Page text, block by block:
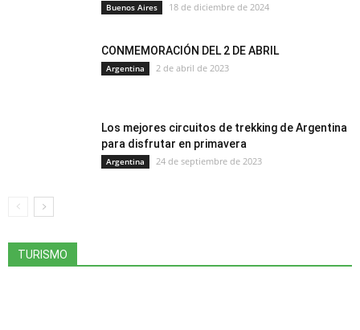
Buenos Aires 18 de diciembre de 2024
CONMEMORACIÓN DEL 2 DE ABRIL
Argentina 2 de abril de 2023
Los mejores circuitos de trekking de Argentina
para disfrutar en primavera
Argentina 24 de septiembre de 2023
TURISMO
Todo Argentina
Datos Útiles Enlaces y Revistas
Portales de servicios e información
Turismo de Bienestar